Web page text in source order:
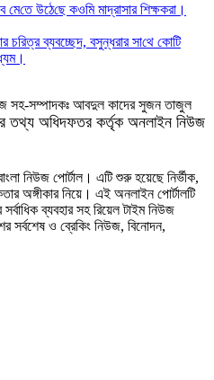
মে‌তে উঠে‌ছে কও‌মি মাদ্রাসার শিক্ষকরা।
চ‌রিত্র ব্যবচ্ছেদ, বসুন্ধরার সা‌থে কো‌টি
সহ-সম্পাদকঃ আবদুল কাদের সুজন তাজুল
তথ্য অধিদফতর কর্তৃক অনলাইন নিউজ
নিউজ পোর্টাল। এটি শুরু হয়েছে নির্ভীক,
অঙ্গীকার নিয়ে। এই অনলাইন পোর্টালটি
ব্যবহার সহ রিয়েল টাইম নিউজ
সর্বশেষ ও ব্রেকিং নিউজ, বিনোদন,